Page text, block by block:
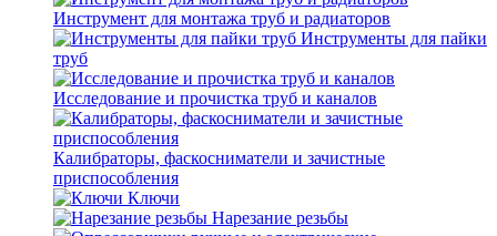
Инструмент для монтажа труб и радиаторов
Инструменты для пайки
труб
Исследование и прочистка труб и каналов
Калибраторы, фаскосниматели и зачистные
приспособления
Ключи
Нарезание резьбы